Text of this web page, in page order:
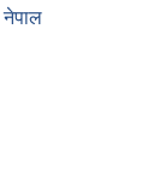
नेपाल